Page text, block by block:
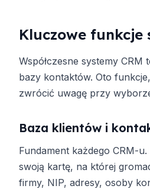
Kluczowe funkcje
Współczesne systemy CRM
bazy kontaktów. Oto
zwrócić uwagę przy
Baza klientów i
Fundament każdego CRM-
swoją kartę, na której
firmy, NIP, adresy, osoby